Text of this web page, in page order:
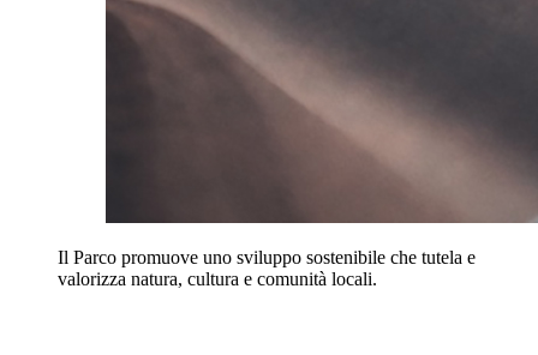
Il Parco promuove uno sviluppo sostenibile che tutela e
valorizza natura, cultura e comunità locali.